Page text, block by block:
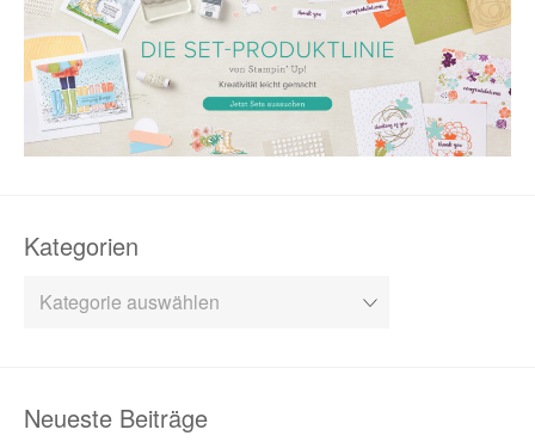
Kategorien
Kategorien
Neueste Beiträge